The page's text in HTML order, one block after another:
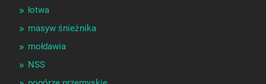
łotwa
masyw śnieżnika
mołdawia
NSS